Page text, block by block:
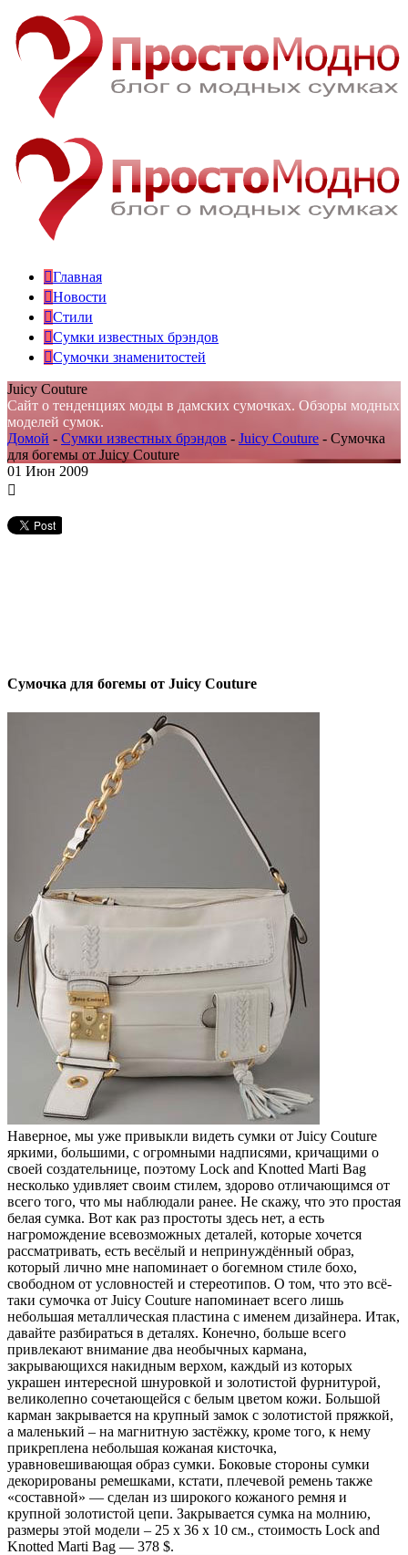
Главная
Новости
Стили
Сумки известных брэндов
Сумочки знаменитостей
Juicy Couture
Сайт о тенденциях моды в дамских сумочках. Обзоры модных
моделей сумок.
Домой - Сумки известных брэндов - Juicy Couture - Сумочка
для богемы от Juicy Couture
01 Июн 2009
Сумочка для богемы от Juicy Couture
Наверное, мы уже привыкли видеть сумки от Juicy Couture
яркими, большими, с огромными надписями, кричащими о
своей создательнице, поэтому Lock and Knotted Marti Bag
несколько удивляет своим стилем, здорово отличающимся от
всего того, что мы наблюдали ранее. Не скажу, что это простая
белая сумка. Вот как раз простоты здесь нет, а есть
нагромождение всевозможных деталей, которые хочется
рассматривать, есть весёлый и непринуждённый образ,
который лично мне напоминает о богемном стиле бохо,
свободном от условностей и стереотипов. О том, что это всё-
таки сумочка от Juicy Couture напоминает всего лишь
небольшая металлическая пластина с именем дизайнера. Итак,
давайте разбираться в деталях. Конечно, больше всего
привлекают внимание два необычных кармана,
закрывающихся накидным верхом, каждый из которых
украшен интересной шнуровкой и золотистой фурнитурой,
великолепно сочетающейся с белым цветом кожи. Большой
карман закрывается на крупный замок с золотистой пряжкой,
а маленький – на магнитную застёжку, кроме того, к нему
прикреплена небольшая кожаная кисточка,
уравновешивающая образ сумки. Боковые стороны сумки
декорированы ремешками, кстати, плечевой ремень также
«составной» — сделан из широкого кожаного ремня и
крупной золотистой цепи. Закрывается сумка на молнию,
размеры этой модели – 25 х 36 х 10 см., стоимость Lock and
Knotted Marti Bag — 378 $.